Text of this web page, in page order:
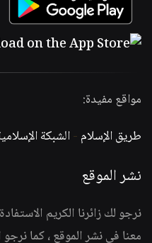
مواقع مفيدة:
طريق الإسلام -الشبكة
نشر الموقع
نرجو لك زائرنا الكريم
معنا في نشر الموقع ، كما